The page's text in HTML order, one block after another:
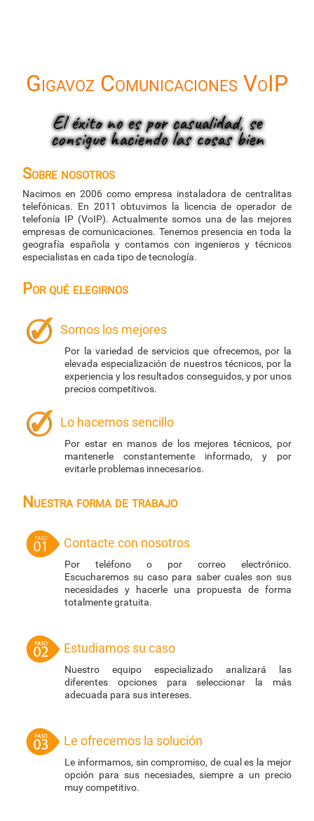
Gigavoz Comunicaciones VoIP
El éxito no es por casualidad, se
consigue haciendo las cosas bien
Sobre nosotros
Nacimos en 2006 como empresa instaladora de centralitas
telefónicas. En 2011 obtuvimos la licencia de operador de
telefonía IP (VoIP). Actualmente somos una de las mejores
empresas de comunicaciones. Tenemos presencia en toda la
geografía española y contamos con ingenieros y técnicos
especialistas en cada tipo de tecnología.
Por qué elegirnos
Somos los mejores
Por la variedad de servicios que ofrecemos, por la
elevada especialización de nuestros técnicos, por la
experiencia y los resultados conseguidos, y por unos
precios competitivos.
Lo hacemos sencillo
Por estar en manos de los mejores técnicos, por
mantenerle constantemente informado, y por
evitarle problemas innecesarios.
Nuestra forma de trabajo
Contacte con nosotros
Por teléfono o por correo electrónico.
Escucharemos su caso para saber cuales son sus
necesidades y hacerle una propuesta de forma
totalmente gratuita.
Estudiamos su caso
Nuestro equipo especializado analizará las
diferentes opciones para seleccionar la más
adecuada para sus intereses.
Le ofrecemos la solución
Le informamos, sin compromiso, de cual es la mejor
opción para sus necesiades, siempre a un precio
muy competitivo.